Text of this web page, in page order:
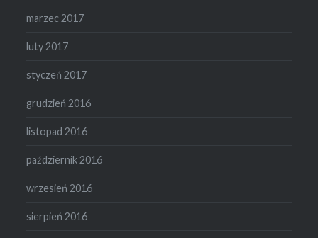
marzec 2017
luty 2017
styczeń 2017
grudzień 2016
listopad 2016
październik 2016
wrzesień 2016
sierpień 2016